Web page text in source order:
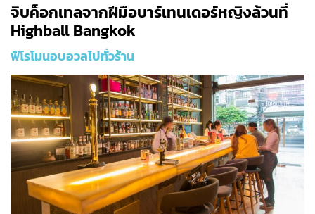
จิบค็อกเทลจากฝีมือบาร์เทนเดอร์หญิงล้วนที่
Highball Bangkok
ฟีโรโมนอบอวลไปทั่วร้าน